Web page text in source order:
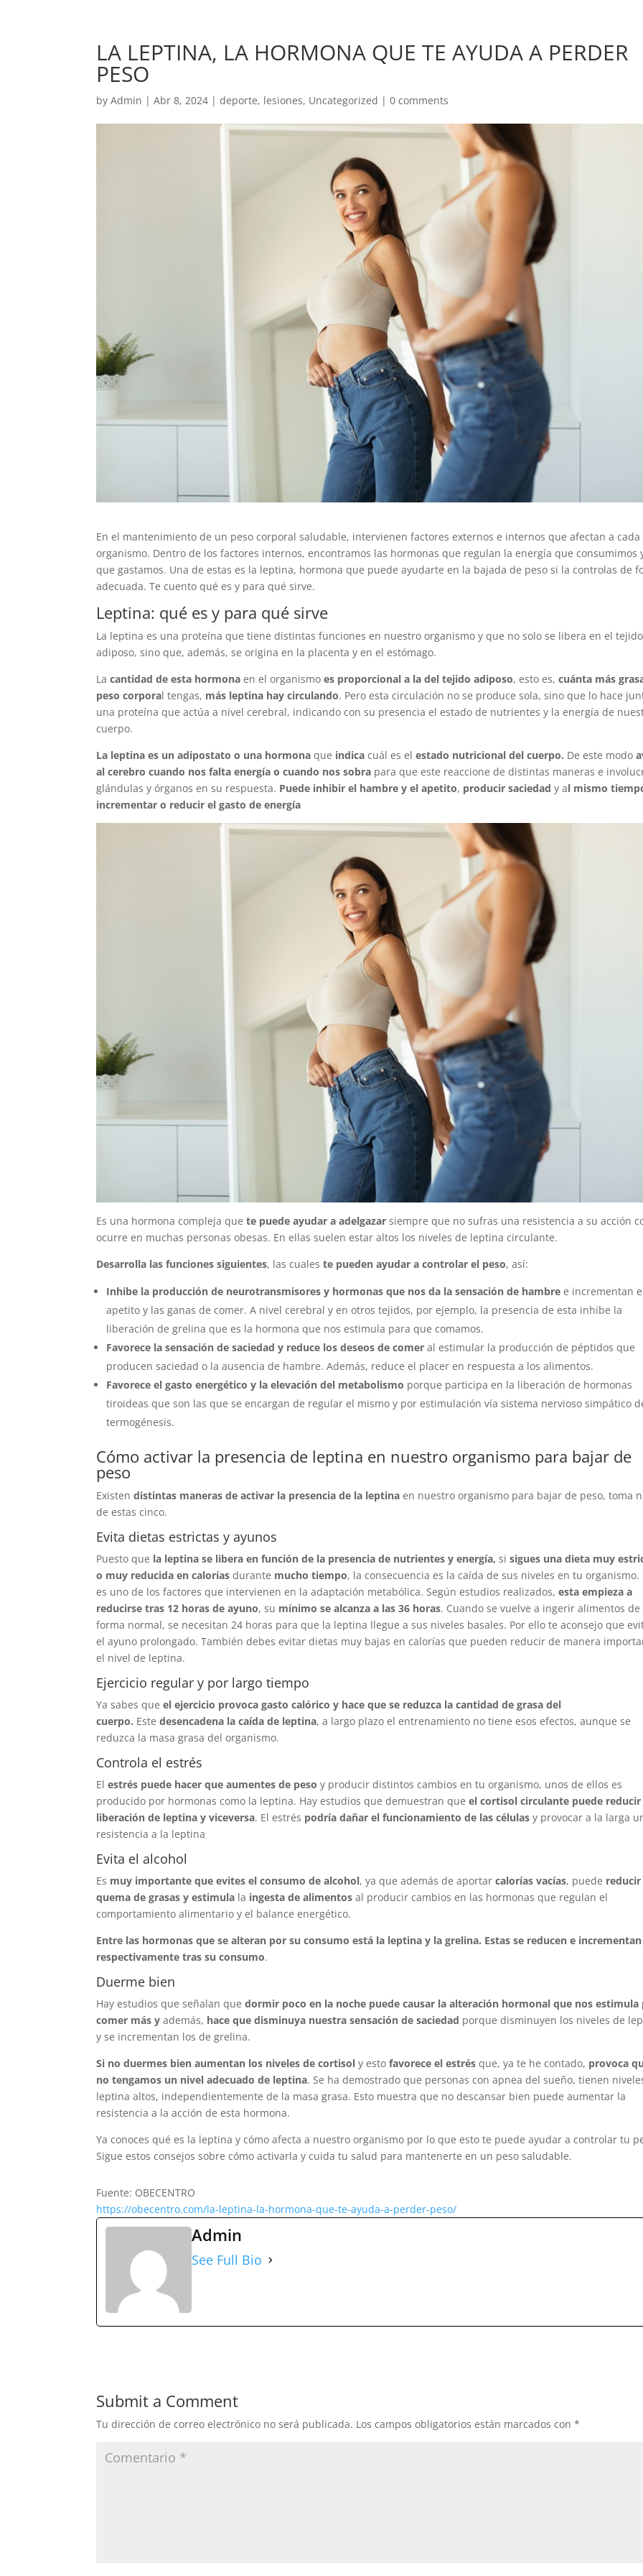
LA LEPTINA, LA HORMONA QUE TE AYUDA A PERDER
PESO
byAdmin |Abr 8, 2024 |deporte, lesiones, Uncategorized |0 comments
En el mantenimiento de un peso corporal saludable, intervienen factores externos e internos que afectan a cada
organismo. Dentro de los factores internos, encontramos las hormonas que regulan la energía que consumimos
que gastamos. Una de estas es la leptina, hormona que puede ayudarte en la bajada de peso si la controlas de
adecuada. Te cuento qué es y para qué sirve.
Leptina: qué es y para qué sirve
La leptina es una proteína que tiene distintas funciones en nuestro organismo y que no solo se libera en el tejido
adiposo, sino que, además, se origina en la placenta y en el estómago.
La cantidad de esta hormona en el organismoes proporcional a la del tejido adiposo, esto es, cuánta más
peso corporal tengas, más leptina hay circulando. Pero esta circulación no se produce sola, sino que lo hace
una proteína que actúa a nivel cerebral, indicando con su presencia el estado de nutrientes y la energía de
cuerpo.
La leptina es un adipostato o una hormonaque indica cuál es elestado nutricional del cuerpo. De este modo
al cerebro cuando nos falta energía o cuando nos sobra para que este reaccione de distintas maneras e
glándulas y órganos en su respuesta. Puede inhibir el hambre y el apetito, producir saciedad y al mismo
incrementar o reducir el gasto de energía
Es una hormona compleja quete puede ayudar a adelgazar siempre que no sufras una resistencia a su acción
ocurre en muchas personas obesas. En ellas suelen estar altos los niveles de leptina circulante.
Desarrolla las funciones siguientes, las cuales te pueden ayudar a controlar el peso, así:
Inhibe la producción de neurotransmisores y hormonas que nos da la sensación de hambre e incrementan
apetito y las ganas de comer. A nivel cerebral y en otros tejidos, por ejemplo, la presencia de esta inhibe la
liberación de grelina que es la hormona que nos estimula para que comamos.
Favorece la sensación de saciedad y reduce los deseos de comer al estimular la producción de péptidos que
producen saciedad o la ausencia de hambre. Además, reduce el placer en respuesta a los alimentos.
Favorece el gasto energético y la elevación del metabolismo porque participa en la liberación de hormonas
tiroideas que son las que se encargan de regular el mismo y por estimulación vía sistema nervioso simpático
termogénesis.
Cómo activar la presencia de leptina en nuestro organismo para bajar de
peso
Existendistintas maneras de activar la presencia de la leptina en nuestro organismo para bajar de peso, toma
de estas cinco.
Evita dietas estrictas y ayunos
Puesto que la leptina se libera en función de la presencia de nutrientes y energía, sisigues una dieta muy
o muy reducida en caloríasdurante mucho tiempo, la consecuencia es la caída de sus niveles en tu organismo.
es uno de los factores que intervienen en la adaptación metabólica. Según estudios realizados,esta empieza a
reducirse tras 12 horas de ayuno, su mínimo se alcanza a las 36 horas. Cuando se vuelve a ingerir alimentos de
forma normal, se necesitan 24 horas para que la leptina llegue a sus niveles basales. Por ello te aconsejo que
el ayuno prolongado. También debes evitar dietas muy bajas en calorías que pueden reducir de manera
el nivel de leptina.
Ejercicio regular y por largo tiempo
Ya sabes queel ejercicio provoca gasto calórico y hace que se reduzca la cantidad de grasa del
cuerpo. Estedesencadena la caída de leptina, a largo plazo el entrenamiento no tiene esos efectos, aunque se
reduzca la masa grasa del organismo.
Controla el estrés
Elestrés puede hacer que aumentes de peso y producir distintos cambios en tu organismo, unos de ellos es
producido por hormonas como la leptina. Hay estudios que demuestran queel cortisol circulante puede reducir
liberación de leptina y viceversa. El estrés podría dañar el funcionamiento de las célulasy provocar a la larga
resistencia a la leptina
Evita el alcohol
Es muy importante que evites el consumo de alcohol, ya que además de aportar calorías vacías, puede
quema de grasas y estimula la ingesta de alimentos al producir cambios en las hormonas que regulan el
comportamiento alimentario y el balance energético.
Entre las hormonas que se alteran por su consumo está la leptina y la grelina. Estas se reducen e incrementan
respectivamente tras su consumo.
Duerme bien
Hay estudios que señalan quedormir poco en la noche puede causar la alteración hormonal que nos estimula
comer más y además, hace que disminuya nuestra sensación de saciedad porque disminuyen los niveles de
y se incrementan los de grelina.
Si no duermes bien aumentan los niveles de cortisol y esto favorece el estrés que, ya te he contado, provoca
no tengamos un nivel adecuado de leptina. Se ha demostrado que personas con apnea del sueño, tienen
leptina altos, independientemente de la masa grasa. Esto muestra que no descansar bien puede aumentar la
resistencia a la acción de esta hormona.
Ya conoces qué es la leptina y cómo afecta a nuestro organismo por lo que esto te puede ayudar a controlar tu
Sigue estos consejos sobre cómo activarla y cuida tu salud para mantenerte en un peso saludable.
Fuente: OBECENTRO
https://obecentro.com/la-leptina-la-hormona-que-te-ayuda-a-perder-peso/
Admin
See Full Bio
Submit a Comment
Tu dirección de correo electrónico no será publicada. Los campos obligatorios están marcados con*